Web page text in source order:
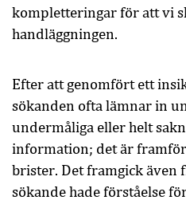
kompletteringar för att vi
handläggningen.
Efter att genomfört ett
sökanden ofta lämnar in
undermåliga eller helt
information; det är
brister. Det framgick även
sökande hade förståelse